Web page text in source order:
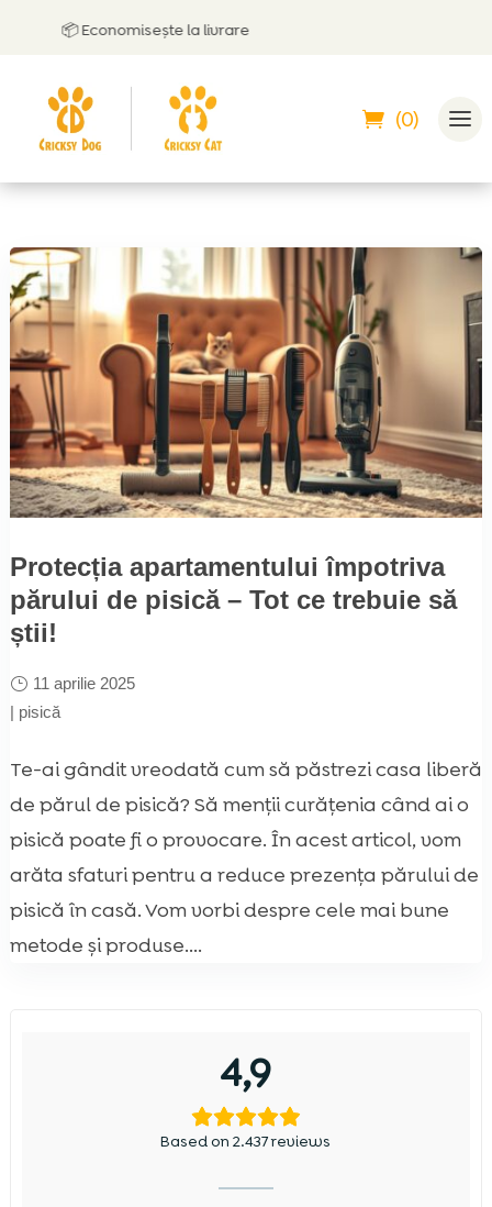
📦 Economisește la livrare
(0)
Protecția apartamentului împotriva
părului de pisică – Tot ce trebuie să
știi!
11 aprilie 2025
| pisică
Te-ai gândit vreodată cum să păstrezi casa liberă
de părul de pisică? Să menții curățenia când ai o
pisică poate fi o provocare. În acest articol, vom
arăta sfaturi pentru a reduce prezența părului de
pisică în casă. Vom vorbi despre cele mai bune
metode și produse....
4,9
Based on 2.437 reviews